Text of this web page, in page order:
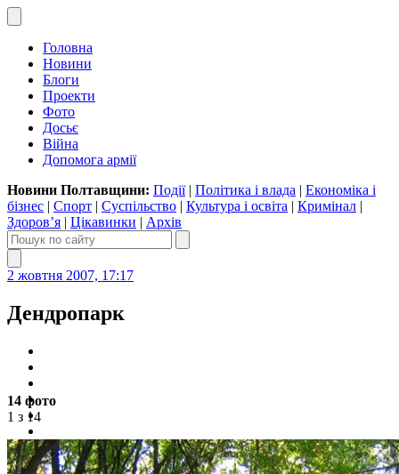
Головна
Новини
Блоги
Проекти
Фото
Досьє
Війна
Допомога армії
Новини Полтавщини: Події| Політика і влада | Економіка і
бізнес | Спорт | Суспільство | Культура і освіта | Кримінал |
Здоров’я | Цікавинки | Архів
2 жовтня 2007, 17:17
Дендропарк
14 фото
1 з 14